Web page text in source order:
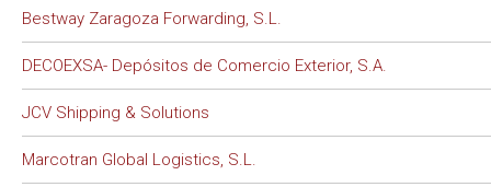
Bestway Zaragoza Forwarding, S.L.
DECOEXSA- Depósitos de Comercio Exterior, S.A.
JCV Shipping & Solutions
Marcotran Global Logistics, S.L.